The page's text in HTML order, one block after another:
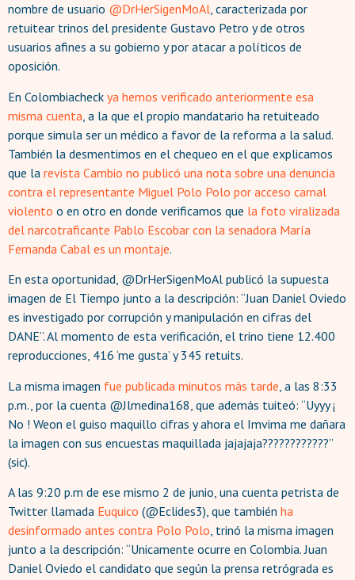
nombre de usuario @DrHerSigenMoAl, caracterizada por
retuitear trinos del presidente Gustavo Petro y de otros
usuarios afines a su gobierno y por atacar a políticos de
oposición.
En Colombiacheck ya hemos verificado anteriormente esa
misma cuenta , a la que el propio mandatario ha retuiteado
porque simula ser un médico a favor de la reforma a la salud.
También la desmentimos en el chequeo en el que explicamos
que la revista Cambio no publicó una nota sobre una denuncia
contra el representante Miguel Polo Polo por acceso carnal
violento o en otro en donde verificamos que la foto viralizada
del narcotraficante Pablo Escobar con la senadora María
Fernanda Cabal es un montaje.
En esta oportunidad, @DrHerSigenMoAl publicó la supuesta
imagen de El Tiempo junto a la descripción: “Juan Daniel Oviedo
es investigado por corrupción y manipulación en cifras del
DANE”. Al momento de esta verificación, el trino tiene 12.400
reproducciones, 416 ‘me gusta’ y 345 retuits.
La misma imagen fue publicada minutos más tarde , a las 8:33
p.m., por la cuenta @Jlmedina168, que además tuiteó: “Uyyy ¡
No ! Weon el guiso maquillo cifras y ahora el Imvima me dañara
la imagen con sus encuestas maquillada jajajaja????????????”
(sic).
A las 9:20 p.m de ese mismo 2 de junio, una cuenta petrista de
Twitter llamada Euquico (@Eclides3), que también ha
desinformado antes contra Polo Polo, trinó la misma imagen
junto a la descripción: “Unicamente ocurre en Colombia. Juan
Daniel Oviedo el candidato que según la prensa retrógrada es